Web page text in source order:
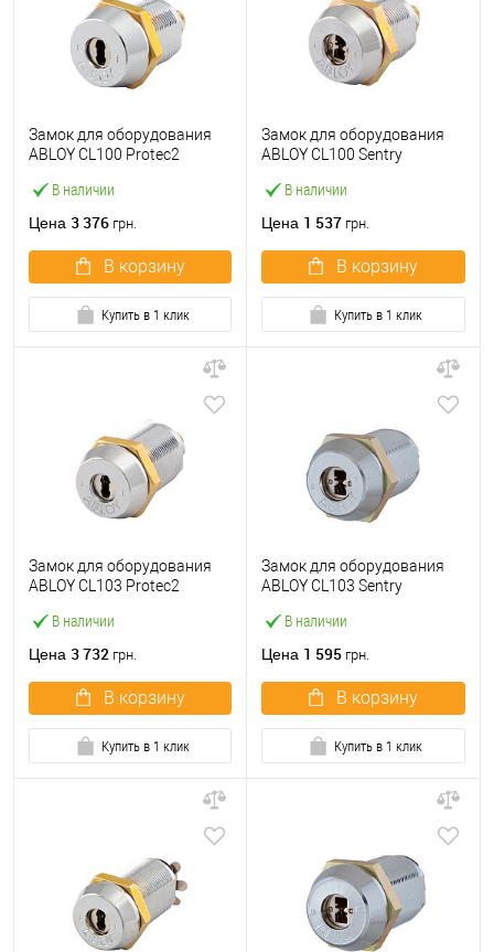
В наличии
Замок для оборудования
ABLOY CL100 Protec2
Цена 3 376 грн.
В корзину
Купить в 1 клик
В наличии
Замок для оборудования
ABLOY CL100 Sentry
Цена 1 537 грн.
В корзину
Купить в 1 клик
В наличии
Замок для оборудования
ABLOY CL103 Protec2
Цена 3 732 грн.
В корзину
Купить в 1 клик
В наличии
Замок для оборудования
ABLOY CL103 Sentry
Цена 1 595 грн.
В корзину
Купить в 1 клик